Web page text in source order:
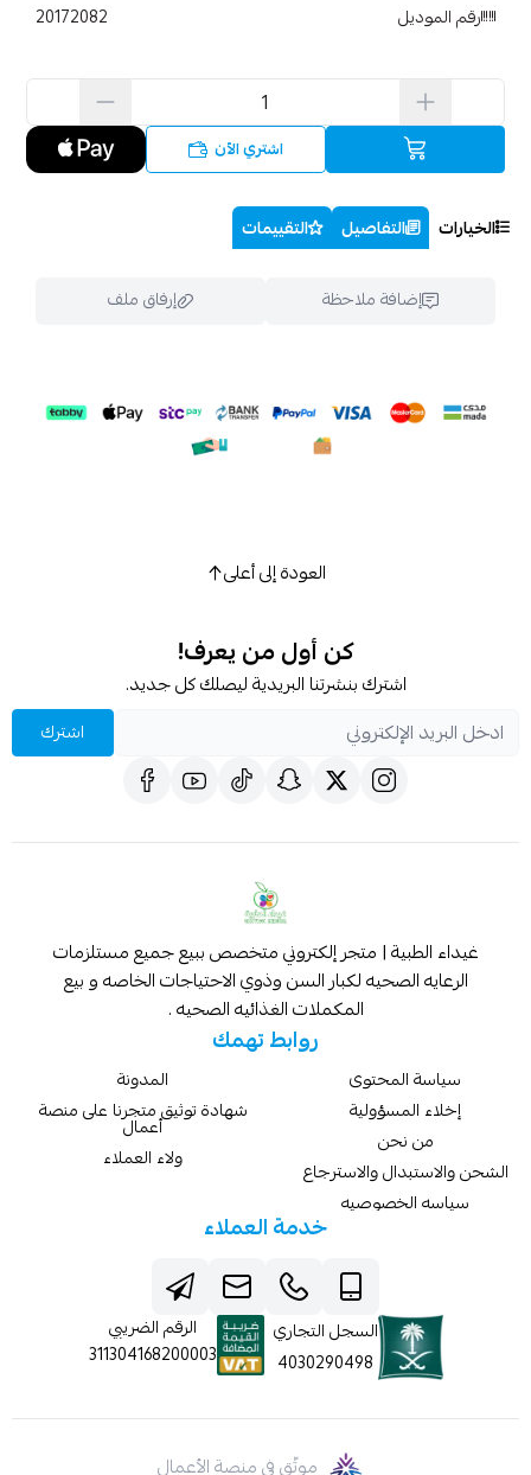
رقم الموديل 20172082
اشتري الآن
الخيارات التفاصيل التقييمات
إضافة ملاحظة إرفاق ملف
اسحب و افلت الملف هنا
العودة إلى أعلى
كن أول من يعرف!
اشترك بنشرتنا البريدية ليصلك كل جديد.
اشترك
غيداء الطبية | متجر إلكتروني متخصص ببيع جميع مستلزمات
الرعايه الصحيه لكبار السن وذوي الاحتياجات الخاصه و بيع
المكملات الغذائيه الصحيه .
روابط تهمك
سياسة المحتوى
إخلاء المسؤولية
من نحن
الشحن والاستبدال والاسترجاع
سياسه الخصوصيه
المدونة
شهادة توثيق متجرنا على منصة
أعمال
ولاء العملاء
خدمة العملاء
السجل التجاري
4030290498
الرقم الضريبي
311304168200003
موثّق في منصة الأعمال